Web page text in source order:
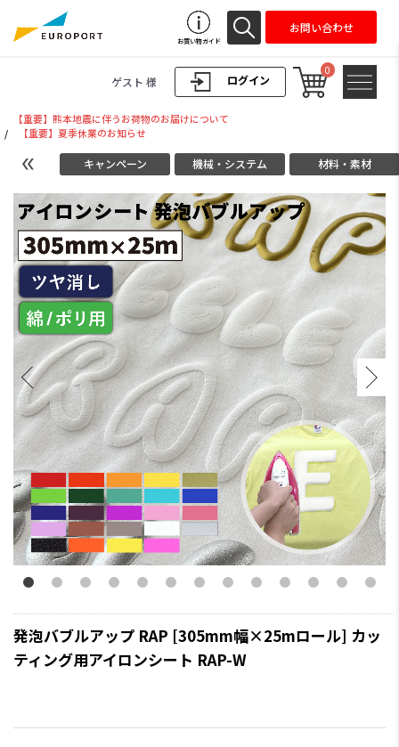
ログイン
ゲスト 様
0
お買い物ガイド
お問い合わせ
【重要】熊本地震に伴うお荷物のお届けについて
/
【重要】夏季休業のお知らせ
キャンペーン 機械・システム 材料・素材
発泡バブルアップ RAP [305mm幅×25mロール] カッ
ティング用アイロンシート RAP-W